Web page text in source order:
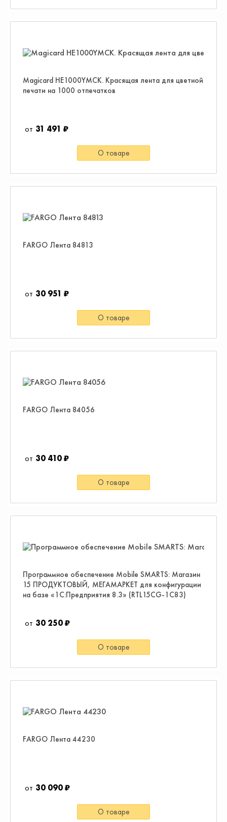
Magicard HE1000YMCK. Красящая лента для цветной
печати на 1000 отпечатков
31 491 ₽
О товаре
FARGO Лента 84813
30 951 ₽
О товаре
FARGO Лента 84056
30 410 ₽
О товаре
Программное обеспечение Mobile SMARTS: Магазин
15 ПРОДУКТОВЫЙ, МЕГАМАРКЕТ для конфигурации
на базе «1С:Предприятия 8.3» (RTL15CG-1C83)
30 250 ₽
О товаре
FARGO Лента 44230
30 090 ₽
О товаре